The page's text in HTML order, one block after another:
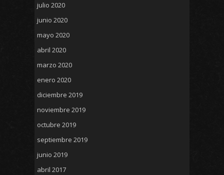
julio 2020
junio 2020
mayo 2020
abril 2020
marzo 2020
enero 2020
diciembre 2019
noviembre 2019
octubre 2019
septiembre 2019
junio 2019
abril 2017